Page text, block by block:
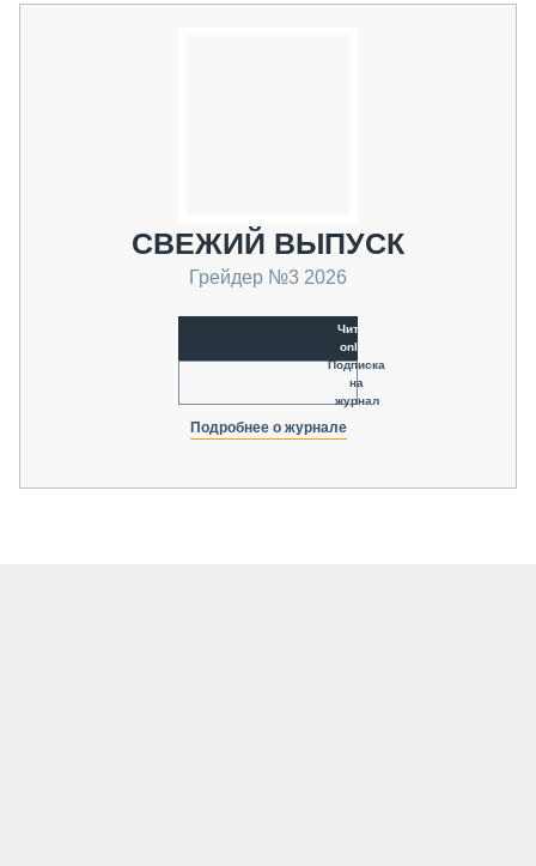
СВЕЖИЙ ВЫПУСК
Грейдер №3 2026
Читать
online
Подписка
на
журнал
Подробнее о журнале